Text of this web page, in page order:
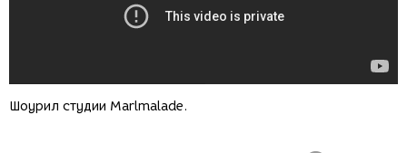
Шоурил студии Marlmalade.